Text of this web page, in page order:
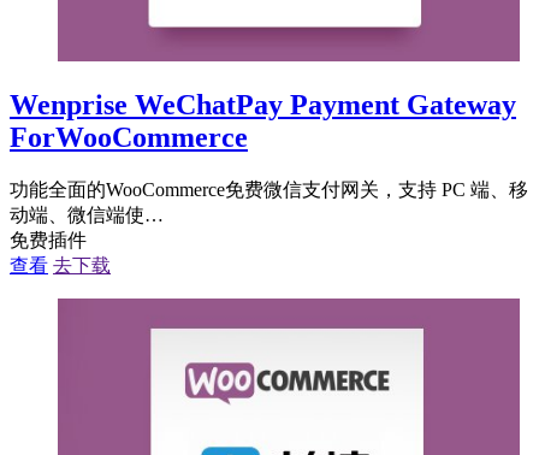
Wenprise WeChatPay Payment Gateway
ForWooCommerce
功能全面的WooCommerce免费微信支付网关，支持 PC 端、移
动端、微信端使…
免费插件
查看 去下载